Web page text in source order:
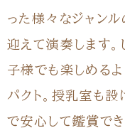
った様々なジャン
迎えて演奏します
子様でも楽しめる
パクト。授乳室も
で安心して鑑賞でき